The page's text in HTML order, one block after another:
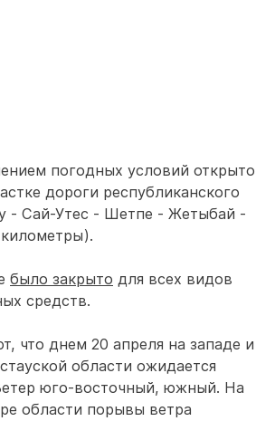
погодных условий открыто
дороги республиканского
- Сай-Утес - Шетпе - Жетыбай -
было закрыто для всех видов
средств.
что днем 20 апреля на западе и
области ожидается
юго-восточный, южный. На
области порывы ветра